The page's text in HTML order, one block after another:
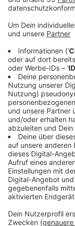
Vielzahl von
versteuertem
Gegen den
Veröffentlicht:
Anzeige
In den beiden
Personen
Verstöße
zwei nicht
Anzeigen